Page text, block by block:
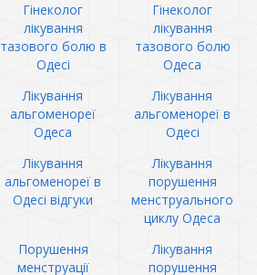
Гінеколог
лікування
тазового болю в
Одесі
Гінеколог
лікування
тазового болю
Одеса
Лікування
альгоменореї
Одеса
Лікування
альгоменореї в
Одесі
Лікування
альгоменореї в
Одесі відгуки
Лікування
порушення
менструального
циклу Одеса
Порушення
менструації
Лікування
порушення